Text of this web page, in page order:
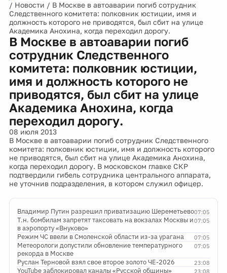
/ Новости / В Москве в автоаварии погиб сотрудник
Следственного комитета: полковник юстиции, имя и
должность которого не приводятся, был сбит на улице
Академика Анохина, когда переходил дорогу.
В Москве в автоаварии погиб
сотрудник Следственного
комитета: полковник юстиции,
имя и должность которого не
приводятся, был сбит на улице
Академика Анохина, когда
переходил дорогу.
08 июля 2013
В Москве в автоаварии погиб сотрудник Следственного
комитета: полковник юстиции, имя и должность которого
не приводятся, был сбит на улице Академика Анохина,
когда переходил дорогу. В московском главке СКР
подтвердили гибель сотрудника центрального аппарата,
не уточнив подразделения, в котором служил офицер.
07:05
Владимир Путин разрешил приватизацию Шереметьево
07:05
Т.н. бомбилам запретят таксовать на вокзалах Москвы и
в аэропорту «Внуково»
07:05
Режим ЧС ввели в Смоленской области из-за урагана
07:05
Метеорологи допустили обновление температурного
рекорда в Москве
23:08
Руслан Терновой взял свое второе золото ЧЕ-2026
YouTube заблокировал каналы «Русской общины»